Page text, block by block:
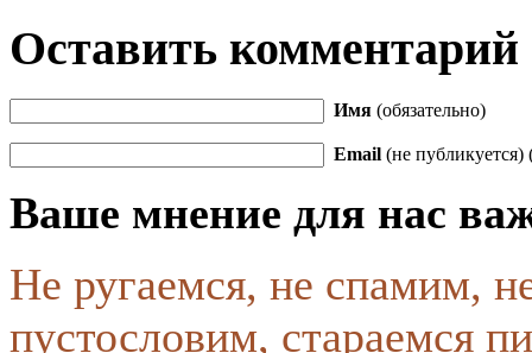
Оставить комментарий
Имя (обязательно)
Email (не публикуется)
Ваше мнение для нас
Не ругаемся, не спамим,
пустословим, стараемся